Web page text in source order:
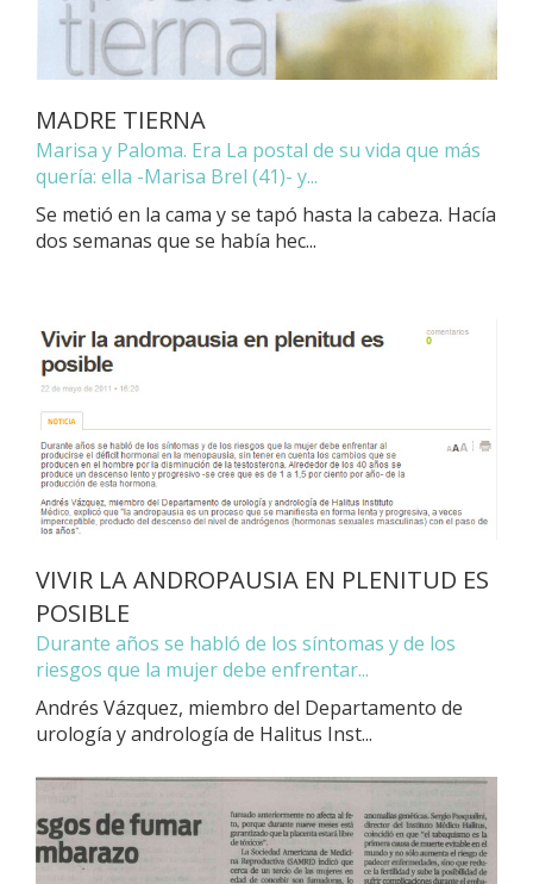
MADRE TIERNA
Marisa y Paloma. Era La postal de su vida que más
quería: ella -Marisa Brel (41)- y...
Se metió en la cama y se tapó hasta la cabeza. Hacía
dos semanas que se había hec...
VIVIR LA ANDROPAUSIA EN PLENITUD ES
POSIBLE
Durante años se habló de los síntomas y de los
riesgos que la mujer debe enfrentar...
Andrés Vázquez, miembro del Departamento de
urología y andrología de Halitus Inst...